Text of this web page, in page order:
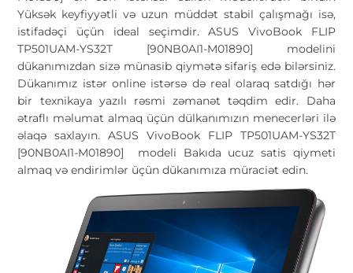
Yüksək keyfiyyətli və uzun müddət stabil çalışmağı isə,
istifadəçi üçün ideal seçimdir. ASUS VivoBook FLIP
TP501UAM-YS32T [90NB0AI1-M01890] modelini
dükanımızdan sizə münasib qiymətə sifariş edə bilərsiniz.
Dükanımız istər online istərsə də real olaraq satdığı hər
bir texnikaya yazılı rəsmi zəmanət təqdim edir. Daha
ətraflı məlumat almaq üçün dülkanımızın menecerləri ilə
əlaqə saxlayın. ASUS VivoBook FLIP TP501UAM-YS32T
[90NB0AI1-M01890] modeli Bakıda ucuz satis qiymeti
almaq və endirimlər üçün dükanımıza müraciət edin.